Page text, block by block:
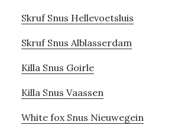
Skruf Snus Hellevoetsluis
Skruf Snus Alblasserdam
Killa Snus Goirle
Killa Snus Vaassen
White fox Snus Nieuwegein